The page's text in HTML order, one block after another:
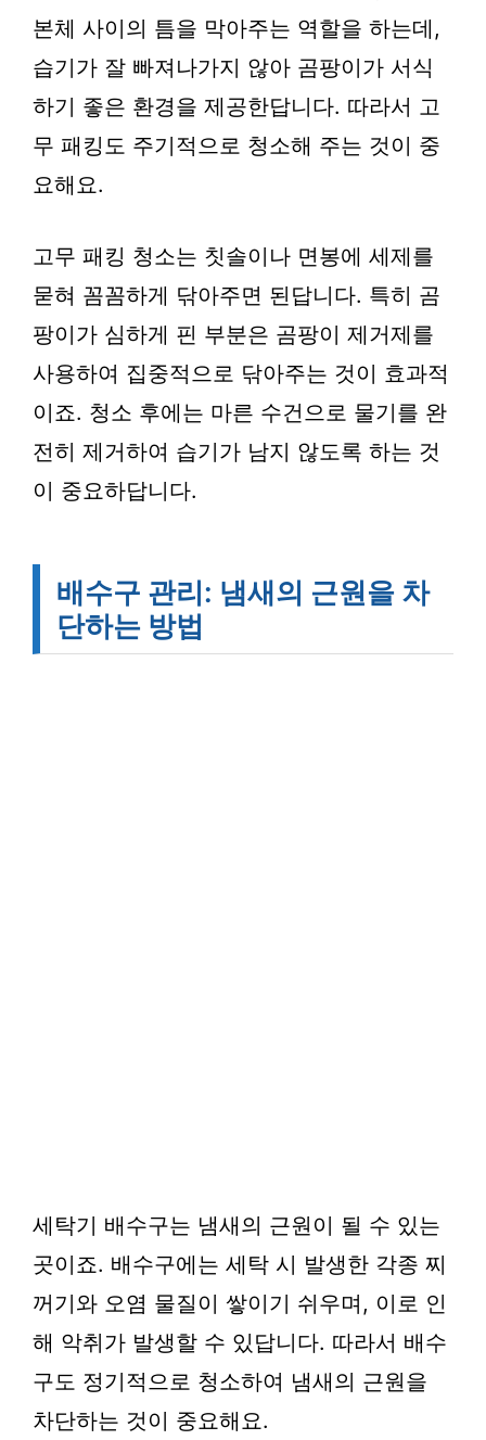
본체 사이의 틈을 막아주는 역할을 하는데,
습기가 잘 빠져나가지 않아 곰팡이가 서식
하기 좋은 환경을 제공한답니다. 따라서 고
무 패킹도 주기적으로 청소해 주는 것이 중
요해요.
고무 패킹 청소는 칫솔이나 면봉에 세제를
묻혀 꼼꼼하게 닦아주면 된답니다. 특히 곰
팡이가 심하게 핀 부분은 곰팡이 제거제를
사용하여 집중적으로 닦아주는 것이 효과적
이죠. 청소 후에는 마른 수건으로 물기를 완
전히 제거하여 습기가 남지 않도록 하는 것
이 중요하답니다.
배수구 관리: 냄새의 근원을 차
단하는 방법
세탁기 배수구는 냄새의 근원이 될 수 있는
곳이죠. 배수구에는 세탁 시 발생한 각종 찌
꺼기와 오염 물질이 쌓이기 쉬우며, 이로 인
해 악취가 발생할 수 있답니다. 따라서 배수
구도 정기적으로 청소하여 냄새의 근원을
차단하는 것이 중요해요.